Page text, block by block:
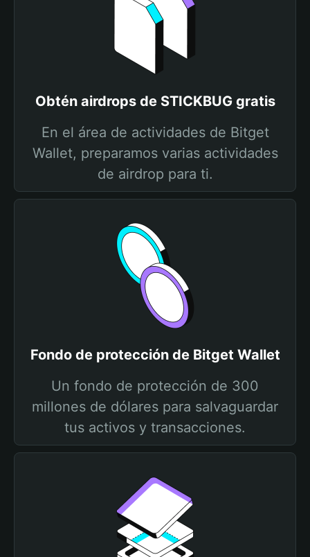
Obtén airdrops de STICKBUG gratis
En el área de actividades de Bitget
Wallet, preparamos varias actividades
de airdrop para ti.
Fondo de protección de Bitget Wallet
Un fondo de protección de 300
millones de dólares para salvaguardar
tus activos y transacciones.